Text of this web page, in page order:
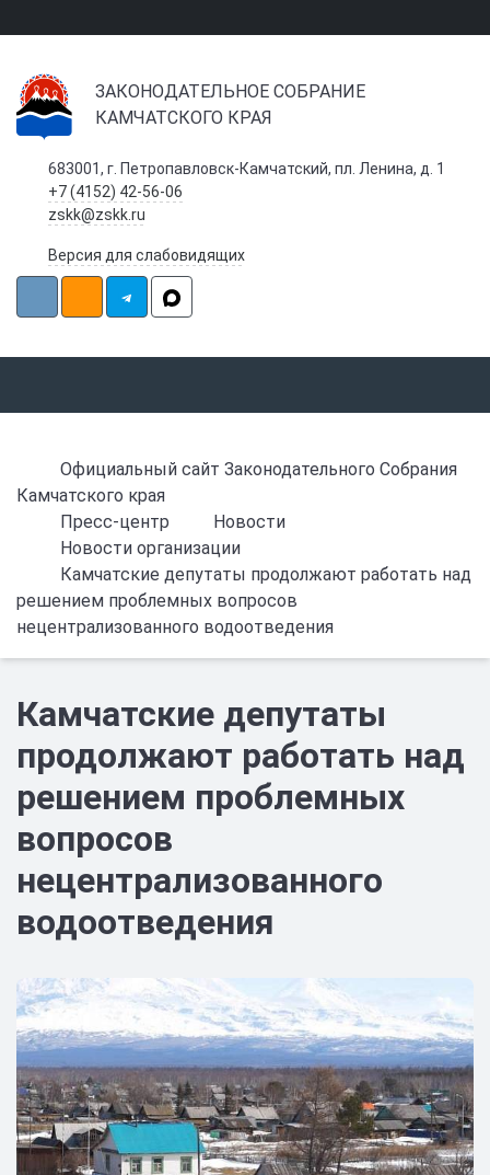
ЗАКОНОДАТЕЛЬНОЕ СОБРАНИЕ
КАМЧАТСКОГО КРАЯ
683001, г. Петропавловск-Камчатский, пл. Ленина, д. 1
+7 (4152) 42-56-06
zskk@zskk.ru
Версия для слабовидящих
Официальный сайт Законодательного Собрания
Камчатского края
Пресс-центр
Новости
Новости организации
Камчатские депутаты продолжают работать над
решением проблемных вопросов
нецентрализованного водоотведения
Камчатские депутаты
продолжают работать над
решением проблемных
вопросов
нецентрализованного
водоотведения